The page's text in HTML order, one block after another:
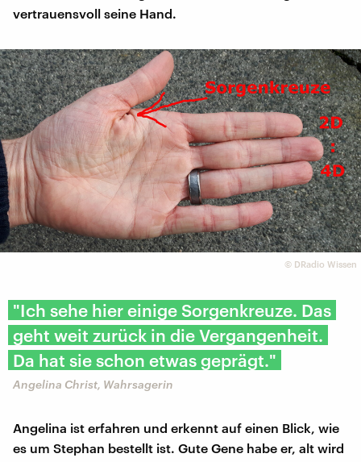
vertrauensvoll seine Hand.
© DRadio Wissen
"Ich sehe hier einige Sorgenkreuze. Das
geht weit zurück in die Vergangenheit.
Da hat sie schon etwas geprägt."
Angelina Christ, Wahrsagerin
Angelina ist erfahren und erkennt auf einen Blick, wie
es um Stephan bestellt ist. Gute Gene habe er, alt wird